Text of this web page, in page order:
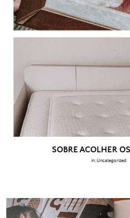
SOBRE ACOLHER
in: Uncategorized